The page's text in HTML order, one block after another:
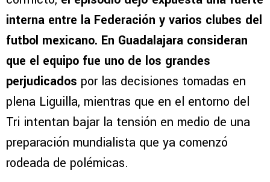
interna entre la Federación y varios clubes del
futbol mexicano. En Guadalajara consideran
que el equipo fue uno de los grandes
perjudicados por las decisiones tomadas en
plena Liguilla, mientras que en el entorno del
Tri intentan bajar la tensión en medio de una
preparación mundialista que ya comenzó
rodeada de polémicas.